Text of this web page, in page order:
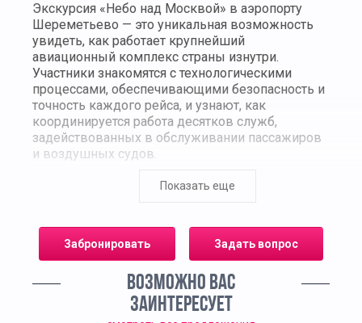
Экскурсия «Небо над Москвой» в аэропорту
Шереметьево — это уникальная возможность
увидеть, как работает крупнейший
авиационный комплекс страны изнутри.
Участники знакомятся с технологическими
процессами, обеспечивающими безопасность и
точность каждого рейса, и узнают, как
координируется работа десятков служб,
задействованных в обслуживании пассажиров
и воздушных судов.
Во время экскурсии школьники посещают
самолётов и узнают, как диспетчеры управляют
воздушным пространством. Гид рассказывает о
транспортных системах, перронах и логистике
багажа. Особое внимание уделяется
профессиям, без которых невозможна работа
Показать еще
Забронировать Задать вопрос
ВОЗМОЖНО ВАС
ЗАИНТЕРЕСУЕТ